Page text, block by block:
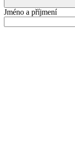
Jméno a příjmení